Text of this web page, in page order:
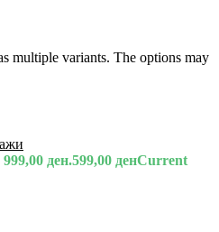
multiple variants. The options may
ден.599,00 денCurrent